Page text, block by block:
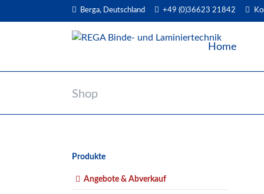
Berga, Deutschland +49 (0)36623 21842
Home
Shop
Navigation
Produkte
Angebote & Abverkauf